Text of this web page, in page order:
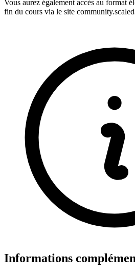
Vous aurez également accès au format
fin du cours via le site
Informations